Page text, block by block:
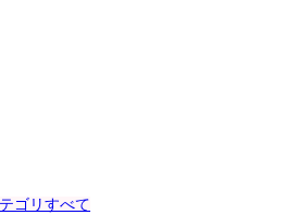
ゴリすべて